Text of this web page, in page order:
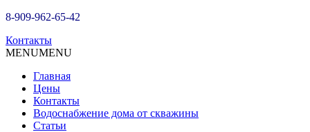
8-909-962-65-42
Контакты
MENUMENU
Главная
Цены
Контакты
Водоснабжение дома от скважины
Статьи